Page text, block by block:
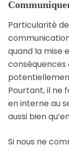
Particularité
quand la mise
Pourtant, il ne
en interne au
aussi bien
Si nous ne